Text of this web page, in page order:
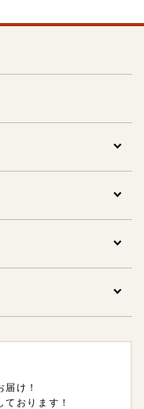
について
け！
おります！